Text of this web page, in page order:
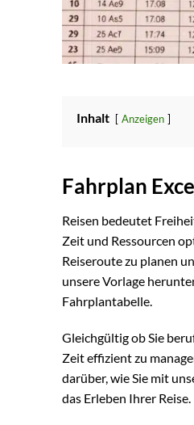
Inhalt Anzeigen
Fahrplan
Reisen bedeutet
Zeit und Ressourcen
Reiseroute zu planen
unsere Vorlage
Fahrplantabelle.
Gleichgültig ob Sie
Zeit effizient zu
darüber, wie Sie mit
das Erleben Ihrer Reise.